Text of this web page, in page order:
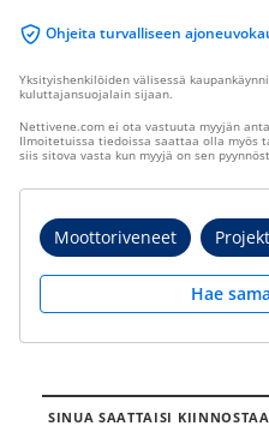
Ohjeita turvalliseen
Yksityishenkilöiden välisessä
kuluttajansuojalain sijaan.
Nettivene.com ei ota vastuuta myyjän
Ilmoitetuissa tiedoissa saattaa olla
siis sitova vasta kun myyjä on sen
Moottoriveneet
Hae
SINUA SAATTAISI KIINNOSTAA